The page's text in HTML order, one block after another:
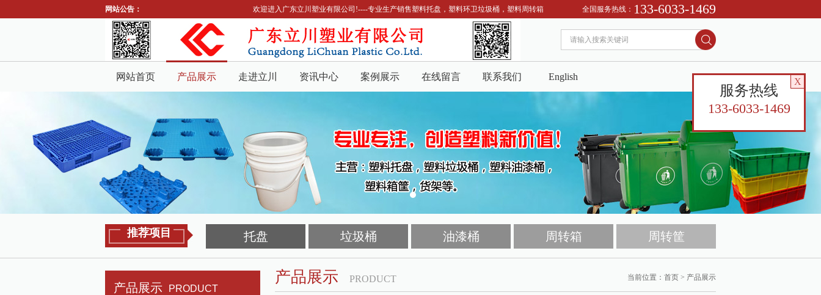
网站公告： 欢迎进入广东立川塑业有限公司!----专业生产销售塑料托盘，塑料环卫垃圾桶，塑料周转箱，货架等仓储物流用大型塑料制品的企业。
全国服务热线： 133-6033-1469
网站首页 产品展示 走进立川 资讯中心 案例展示 在线留言 联系我们 English
推荐项目 托盘 垃圾桶 油漆桶 周转箱 周转筐
产品展示 PRODUCT
产品展示 PRODUCT 当前位置： 首页 > 产品展示
X
服务热线
133-6033-1469